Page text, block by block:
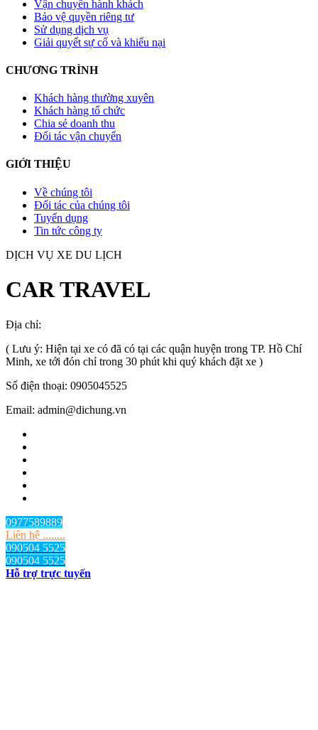
Vận chuyển hành khách
Bảo vệ quyền riêng tư
Sử dụng dịch vụ
Giải quyết sự cố và khiếu nại
CHƯƠNG TRÌNH
Khách hàng thường xuyên
Khách hàng tổ chức
Chia sẻ doanh thu
Đối tác vận chuyển
GIỚI THIỆU
Về chúng tôi
Đối tác của chúng tôi
Tuyển dụng
Tin tức công ty
DỊCH VỤ XE DU LỊCH
CAR TRAVEL
Địa chỉ:
( Lưu ý: Hiện tại xe có đã có tại các quận huyện trong TP. Hồ Chí
Minh, xe tới đón chỉ trong 30 phút khi quý khách đặt xe )
Số điện thoại: 0905045525
Email: admin@dichung.vn
0977589889
Liên hệ ........
090504 5525
090504 5525
Hỗ trợ trực tuyến